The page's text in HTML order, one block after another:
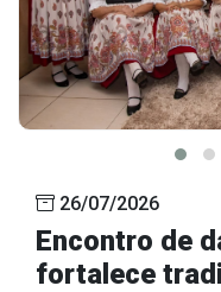
26/07/2026
Encontro de
fortalece